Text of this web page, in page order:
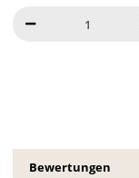
Bewertungen